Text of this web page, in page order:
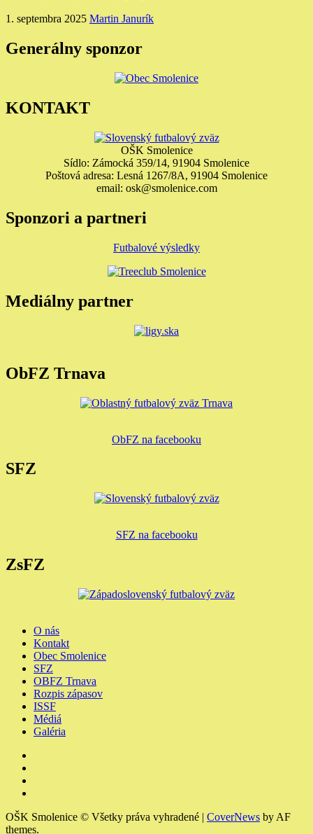
1. septembra 2025 Martin Janurík
Generálny sponzor
KONTAKT
OŠK Smolenice
Sídlo: Zámocká 359/14, 91904 Smolenice
Poštová adresa: Lesná 1267/8A, 91904 Smolenice
email: osk@smolenice.com
Sponzori a partneri
Futbalové výsledky
Mediálny partner
ObFZ Trnava
ObFZ na facebooku
SFZ
SFZ na facebooku
ZsFZ
O nás
Kontakt
Obec Smolenice
SFZ
OBFZ Trnava
Rozpis zápasov
ISSF
Médiá
Galéria
výchovné
OŠK Smolenice © Všetky práva vyhradené | CoverNews by AF
themes.